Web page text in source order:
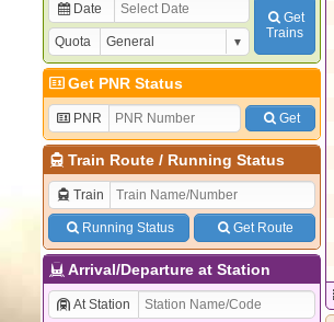
Date
Quota
Get
Trains
Get PNR Status
PNR Get
Train Route/ Running Status
Train
Running Status Get Route
Arrival/Departure at Station
At Station